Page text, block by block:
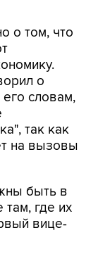
о том, что
о
словам,
так как
на вызовы
быть в
там, где их
вице-